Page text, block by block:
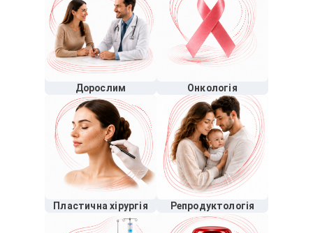
Дорослим Онкологія
Пластична хірургія Репродуктологія